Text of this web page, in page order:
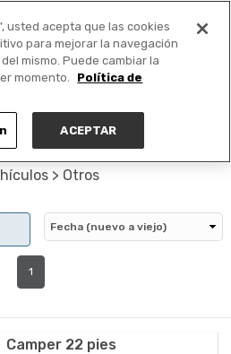
PUBLICA GRATIS +
> Otros
1
Camper 22 pies
usted acepta que las cookies
para mejorar la navegación
mismo. Puede cambiar la
momento.
Política de
ACEPTAR